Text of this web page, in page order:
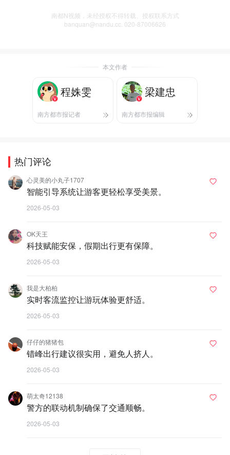
南都N视频，未经授权不得转载、授权联系方式
banquan@nandu.cc. 020-87006626
本文作者
程姝雯
南方都市报记者
梁建忠
南方都市报编辑
热门评论
心灵美的小丸子1707
智能引导系统让游客更轻松享受美景。
2026-05-03
OK天王
科技赋能安保，假期出行更有保障。
2026-05-03
我是大柏柏
实时客流监控让游玩体验更舒适。
2026-05-03
仔仔的猪猪包
错峰出行建议很实用，避免人挤人。
2026-05-03
萌太奇12138
警方的联动机制确保了交通顺畅。
2026-05-03